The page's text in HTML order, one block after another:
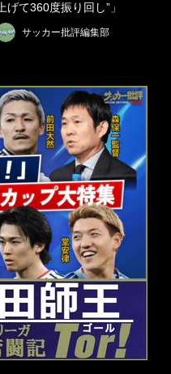
上げて360度振り回し”」
サッカー批評編集部